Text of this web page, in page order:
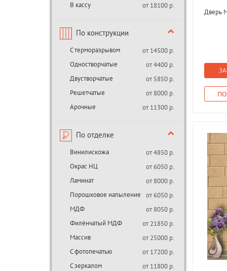
В кассу
от 18100 р.
По конструкции
С терморазрывом
от 14500 р.
Одностворчатые
от 4400 р.
Двустворчатые
от 5850 р.
Решетчатые
от 8000 р.
Арочные
от 11300 р.
По отделке
Винилискожа
от 4850 р.
Окрас НЦ
от 6050 р.
Ламинат
от 8000 р.
Порошковое напыление
от 6050 р.
МДФ
от 8050 р.
Филёнчатый МДФ
от 21850 р.
Массив
от 25000 р.
С фотопечатью
от 17200 р.
С зеркалом
от 11800 р.
Дверь